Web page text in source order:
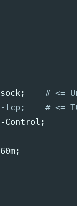
;
# <=
# <= TCP
Control
;
;